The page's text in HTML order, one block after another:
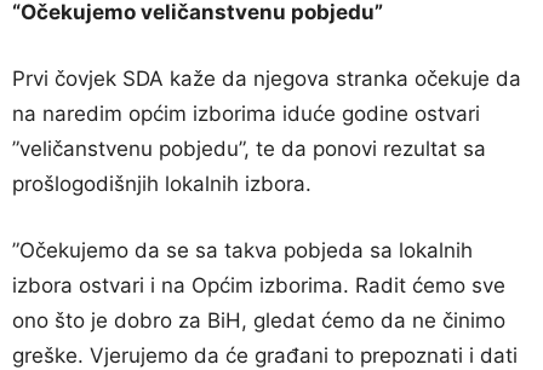
“Očekujemo veličanstvenu pobjedu”
Prvi čovjek SDA kaže da njegova stranka očekuje da
na naredim općim izborima iduće godine ostvari
”veličanstvenu pobjedu”, te da ponovi rezultat sa
prošlogodišnjih lokalnih izbora.
”Očekujemo da se sa takva pobjeda sa lokalnih
izbora ostvari i na Općim izborima. Radit ćemo sve
ono što je dobro za BiH, gledat ćemo da ne činimo
greške. Vjerujemo da će građani to prepoznati i dati